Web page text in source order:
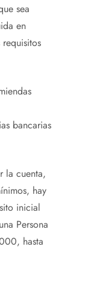
sea
en
bancarias
la cuenta,
hay
inicial
Persona
hasta